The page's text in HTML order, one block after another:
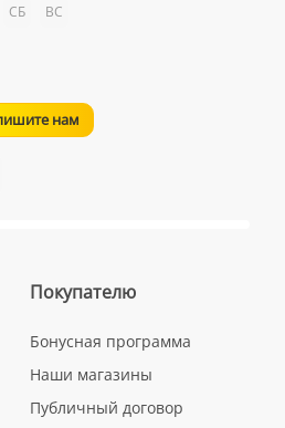
СБ ВС
нам
Покупателю
Бонусная программа
Наши магазины
Публичный договор